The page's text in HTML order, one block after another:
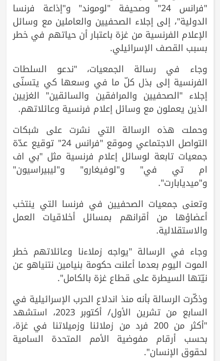
"فرانس 24" وصحيفة "لوموند" و"إذاعة فرنسا
الدولية"، إلى إجلاء الصحفيين والعاملين مع وسائل
الإعلام الفرنسية من غزة باعتبار أن حياتهم في خطر
بسبب القصف الإسرائيلي.
وجاء في رسالة الجمعيات، "ندعو السلطات
الفرنسية إلى بذل كلّ ما في وسعها كي يتسنّى
إجلاء "الصحفيين والمرافقين والسائقين" الغزيين
الذين يعملون مع وسائل إعلام فرنسية وعائلاتهم.
وحملت هذه الرسالة التي نشرت على شبكات
التواصل الاجتماعي وموقع "فرانس 24" توقيع عدّة
جمعيات تابعة لوسائل إعلام فرنسية مثل "بي اف
ام تي في" و"لوفيغارو" و"ليبيراسيون"
و"ميديابارت".
وتعنى جمعيات الصحفيين في فرنسا التي ينتخب
أعضاؤها من أقرانهم بمسائل أخلاقيات العمل
والاستقلالية.
وجاء في الرسالة "يواجه زملاءنا وعائلاتهم خطر
الموت اليوم بعدما أعلنت حكومة بنيامين نتنياهو عن
نيّتها السيطرة على قطاع غزة بالكامل".
وذكّرت الرسالة بأنه منذ اندلاع الحرب الإسرائيلية في
السابع من تشرين الأول/ أكتوبر 2023، استشهد
"أكثر من 200 فرد من زملائنا وزميلاتنا في غزة،
بحسب أرقام مفوضية الأمم المتحدة السامية
لحقوق الإنسان".